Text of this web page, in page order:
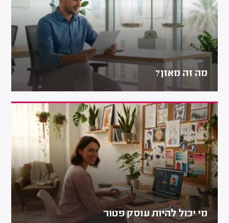
מה זה מאזן?
מי יכול להיות עוסק פטור